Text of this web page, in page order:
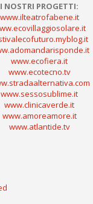
I NOSTRI PROGETTI:
www.ilteatrofabene.it
www.ecofiera.it
www.ecotecno.tv
www.sessosublime.it
www.clinicaverde.it
www.amoreamore.it
www.atlantide.tv